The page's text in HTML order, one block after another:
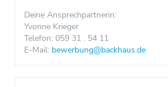
Deine Ansprechpartnerin:
Yvonne Krieger
Telefon: 059 31 . 54 11
E-Mail: bewerbung@backhaus.de